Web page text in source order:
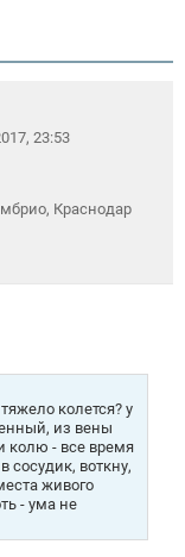
23:53
Краснодар
колется? у
из вены
колю - все время
сосудик, воткну,
живого
- ума не